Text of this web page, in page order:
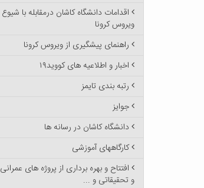
اقدامات دانشگاه کاشان درمقابله با شیوع
ویروس کرونا
راهنمای پیشگیری از ویروس کرونا
اخبار و اطلاعیه های کووید۱۹
رتبه بندی تایمز
جوایز
دانشگاه کاشان در رسانه ها
کارگاههای آموزشی
افتتاح و بهره برداری از پروژه های عمرانی
و تحقیقاتی و ...